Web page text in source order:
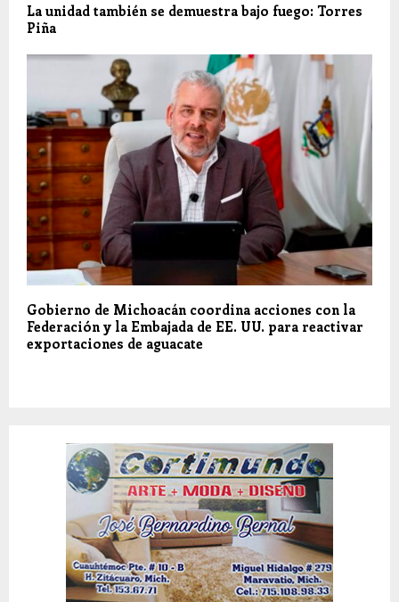
La unidad también se demuestra bajo fuego: Torres
Piña
Gobierno de Michoacán coordina acciones con la
Federación y la Embajada de EE. UU. para reactivar
exportaciones de aguacate